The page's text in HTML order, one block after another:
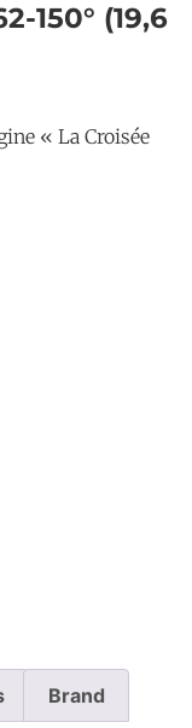
150° (19,6
« La Croisée
Brand